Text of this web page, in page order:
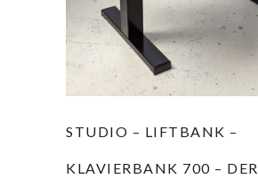
STUDIO – LIFTBANK –
KLAVIERBANK 700 – DER